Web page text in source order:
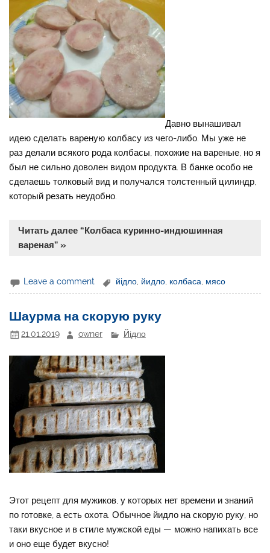
Давно вынашивал
идею сделать вареную колбасу из чего-либо. Мы уже не
раз делали всякого рода колбасы, похожие на вареные, но я
был не сильно доволен видом продукта. В банке особо не
сделаешь толковый вид и получался толстенный цилиндр,
который резать неудобно.
Читать далее “Колбаса куринно-индюшинная
вареная” »
Leave a comment йідло, йидло, колбаса, мясо
Шаурма на скорую руку
21.01.2019 owner Йідло
Этот рецепт для мужиков, у которых нет времени и знаний
по готовке, а есть охота. Обычное йидло на скорую руку, но
таки вкусное и в стиле мужской еды — можно напихать все
и оно еще будет вкусно!